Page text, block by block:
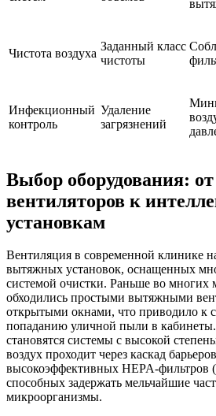
Чистота воздуха
Заданный класс
чистоты
Инфекционный
контроль
Удаление
загрязнений
Выбор оборудования:
вентиляторов к
установкам
Вентиляция в современной клинике
вытяжных установок, оснащенных
системой очистки. Раньше во многих
обходились простыми вытяжными
открытыми окнами, что приводило к
попаданию уличной пыли в кабинеты.
становятся системы с высокой
воздух проходит через каскад
высокоэффективных HEPA-фильтров
способных задержать мельчайшие
микроорганизмы.